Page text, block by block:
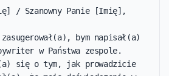
/ Szanowny Panie [Imię],
bym napisał(a)
w Państwa zespole.
się o tym, jak prowadzicie